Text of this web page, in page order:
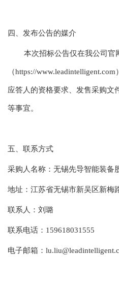
四、发布公告的媒介
本次招标公告仅在我公司官
（https://
应答人的资格要求、发售采购文
等事宜。
五、联系方式
采购人名称：无锡先导智能装备
地址：江苏省无锡市新吴区新梅
联系人：刘璐
联系电话：159618031555
电子邮箱：